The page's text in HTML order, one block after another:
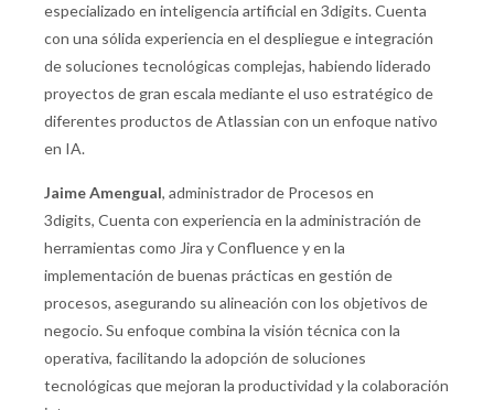
especializado en inteligencia artificial en 3digits. Cuenta
con una sólida experiencia en el despliegue e integración
de soluciones tecnológicas complejas, habiendo liderado
proyectos de gran escala mediante el uso estratégico de
diferentes productos de Atlassian con un enfoque nativo
en IA.
Jaime Amengual, administrador de Procesos en
3digits, Cuenta con experiencia en la administración de
herramientas como Jira y Confluence y en la
implementación de buenas prácticas en gestión de
procesos, asegurando su alineación con los objetivos de
negocio. Su enfoque combina la visión técnica con la
operativa, facilitando la adopción de soluciones
tecnológicas que mejoran la productividad y la colaboración